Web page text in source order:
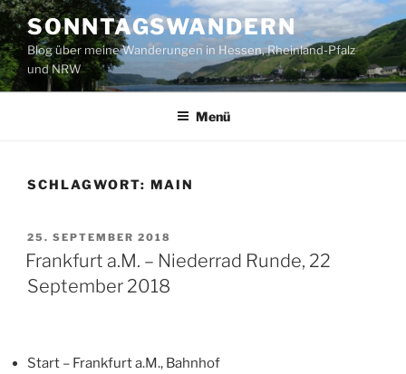
Zum
Inhalt
springen
SONNTAGSWANDERN
Blog über meine Wanderungen in Hessen, Rheinland-Pfalz
und NRW
Menü
SCHLAGWORT: MAIN
VERÖFFENTLICHT
AM
25. SEPTEMBER 2018
Frankfurt a.M. – Niederrad Runde, 22
September 2018
Start – Frankfurt a.M., Bahnhof